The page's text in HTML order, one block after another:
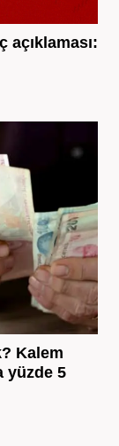
Kalem
yüzde 5